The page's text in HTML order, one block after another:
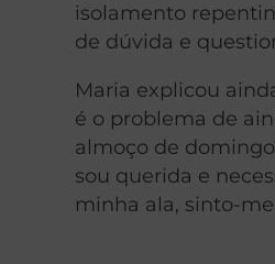
isolamento
de dúvida e
Maria explicou
é o problema de
almoço de
sou querida e
minha ala, sinto-